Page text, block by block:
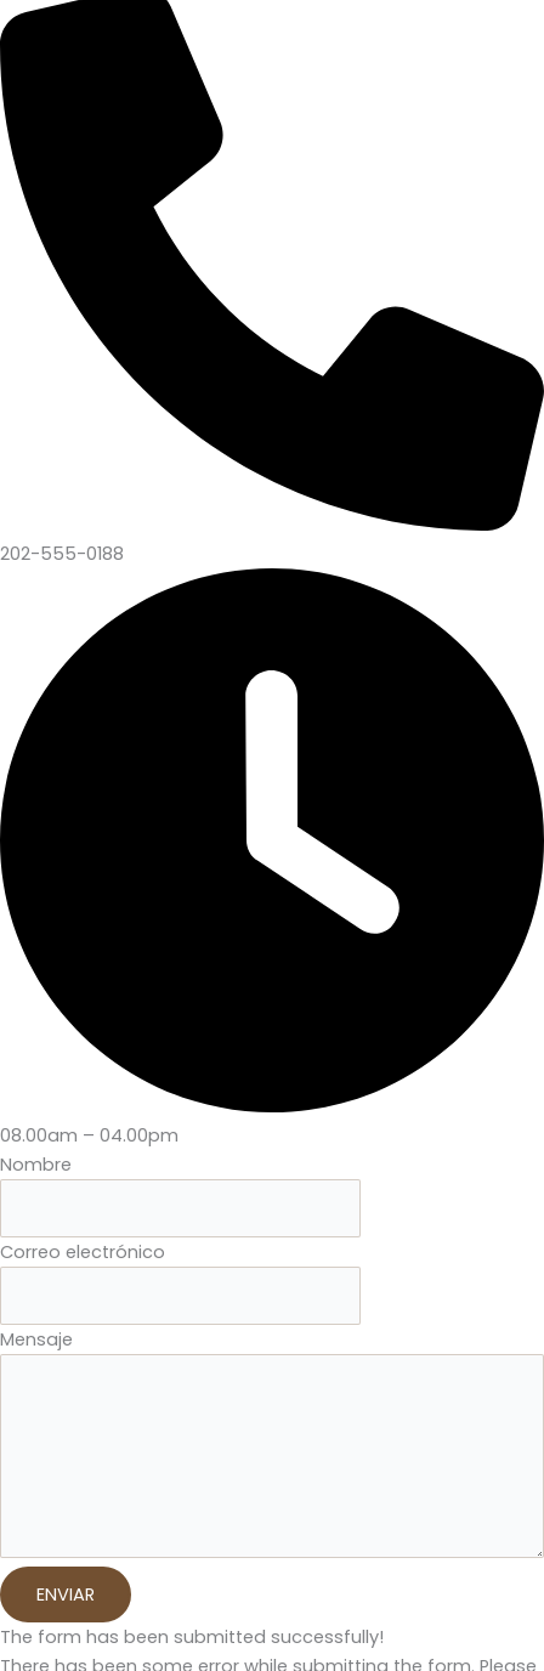
202-555-0188
08.00am – 04.00pm
Nombre
Correo electrónico
Mensaje
ENVIAR
The form has been submitted successfully!